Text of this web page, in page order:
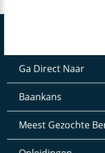
Ga Direct Naar
Baankans
Meest Gezochte